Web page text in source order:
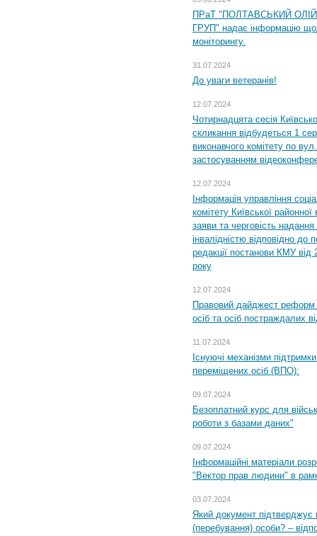
ПРаТ "ПОЛТАВСЬКИЙ
ГРУП" надає інформацію
моніторингу.
31.07.2024
До уваги ветеранів!
12.07.2024
Чотирнадцята сесія
скликання відбудеться 1
виконавчого комітету по
застосуванням
12.07.2024
Інформація управління
комітету Київської
заяви та черговість надання
інвалідністю відповідно
редакції постанови КМУ
року
12.07.2024
Правовий дайджест реформ
осіб та осіб постраждалих
11.07.2024
Існуючі механізми
переміщених осіб (ВПО):
09.07.2024
Безоплатний курс для
роботи з базами даних"
09.07.2024
Інформаційні матеріали
"Вектор прав людини" в
03.07.2024
Який документ підтверджує
(перебування) особи? –